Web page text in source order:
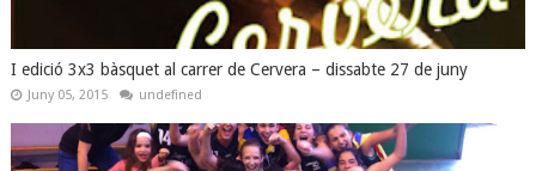
I edició 3x3 bàsquet al carrer de Cervera – dissabte 27 de juny
Juny 05, 2015 undefined